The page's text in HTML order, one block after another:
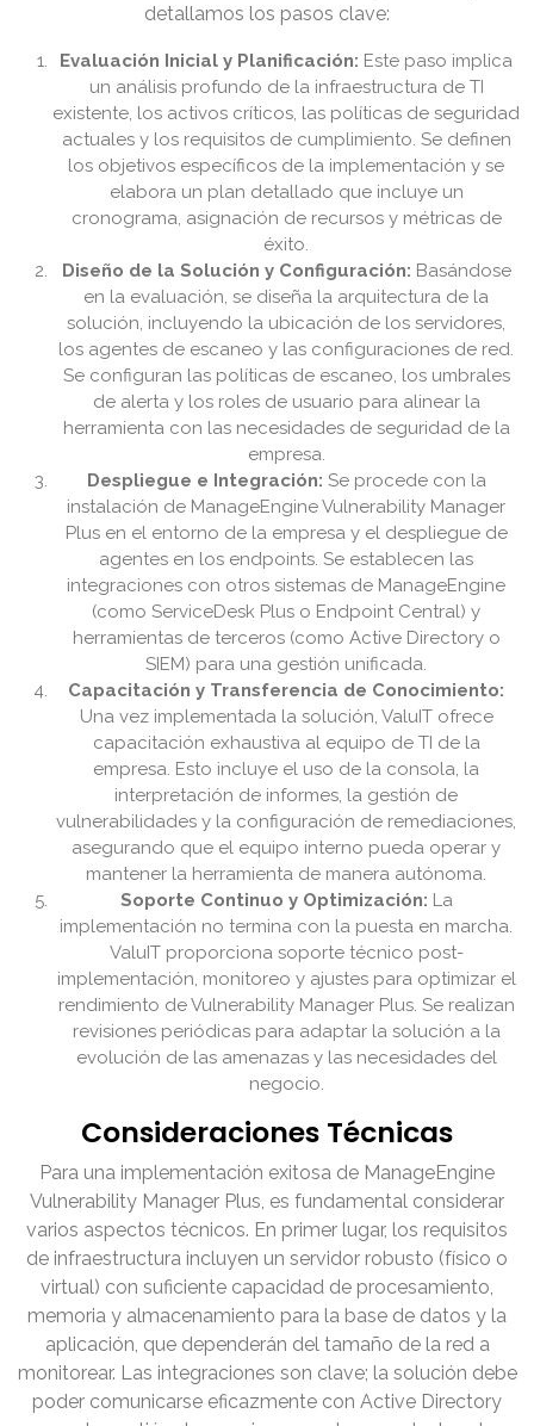
detallamos los pasos clave:
Evaluación Inicial y Planificación: Este paso implica
un análisis profundo de la infraestructura de TI
existente, los activos críticos, las políticas de seguridad
actuales y los requisitos de cumplimiento. Se definen
los objetivos específicos de la implementación y se
elabora un plan detallado que incluye un
cronograma, asignación de recursos y métricas de
éxito.
Diseño de la Solución y Configuración: Basándose
en la evaluación, se diseña la arquitectura de la
solución, incluyendo la ubicación de los servidores,
los agentes de escaneo y las configuraciones de red.
Se configuran las políticas de escaneo, los umbrales
de alerta y los roles de usuario para alinear la
herramienta con las necesidades de seguridad de la
empresa.
Despliegue e Integración: Se procede con la
instalación de ManageEngine Vulnerability Manager
Plus en el entorno de la empresa y el despliegue de
agentes en los endpoints. Se establecen las
integraciones con otros sistemas de ManageEngine
(como ServiceDesk Plus o Endpoint Central) y
herramientas de terceros (como Active Directory o
SIEM) para una gestión unificada.
Capacitación y Transferencia de Conocimiento:
Una vez implementada la solución, ValuIT ofrece
capacitación exhaustiva al equipo de TI de la
empresa. Esto incluye el uso de la consola, la
interpretación de informes, la gestión de
vulnerabilidades y la configuración de remediaciones,
asegurando que el equipo interno pueda operar y
mantener la herramienta de manera autónoma.
Soporte Continuo y Optimización: La
implementación no termina con la puesta en marcha.
ValuIT proporciona soporte técnico post-
implementación, monitoreo y ajustes para optimizar el
rendimiento de Vulnerability Manager Plus. Se realizan
revisiones periódicas para adaptar la solución a la
evolución de las amenazas y las necesidades del
negocio.
Consideraciones Técnicas
Para una implementación exitosa de ManageEngine
Vulnerability Manager Plus, es fundamental considerar
varios aspectos técnicos. En primer lugar, los requisitos
de infraestructura incluyen un servidor robusto (físico o
virtual) con suficiente capacidad de procesamiento,
memoria y almacenamiento para la base de datos y la
aplicación, que dependerán del tamaño de la red a
monitorear. Las integraciones son clave; la solución debe
poder comunicarse eficazmente con Active Directory